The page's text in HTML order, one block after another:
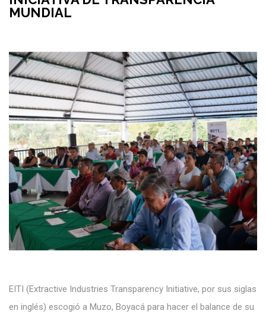
MUNDIAL
EITI (Extractive Industries Transparency Initiative, por sus siglas
en inglés) escogió a Muzo, Boyacá para hacer el balance de su